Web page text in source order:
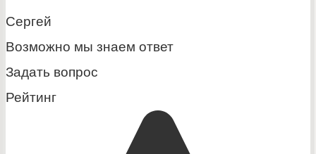
Сергей
Возможно мы знаем ответ
Задать вопрос
Рейтинг